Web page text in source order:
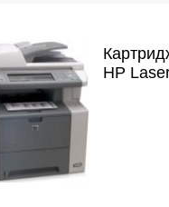
HP